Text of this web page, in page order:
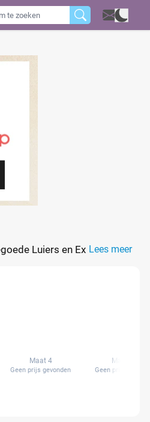
Luiers en Extra Droog
Lees meer
Maat 4
Geen prijs gevonden
Maat 4+
Geen prijs